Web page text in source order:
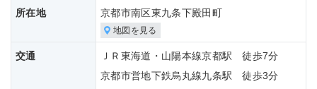
所在地 京都市南区東九条下殿田町
地図を見る
交通
ＪＲ東海道・山陽本線京都駅 徒歩7分
京都市営地下鉄烏丸線九条駅 徒歩3分